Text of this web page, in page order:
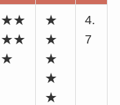
★★
★★
★
★
★
★
★
★
4.
7